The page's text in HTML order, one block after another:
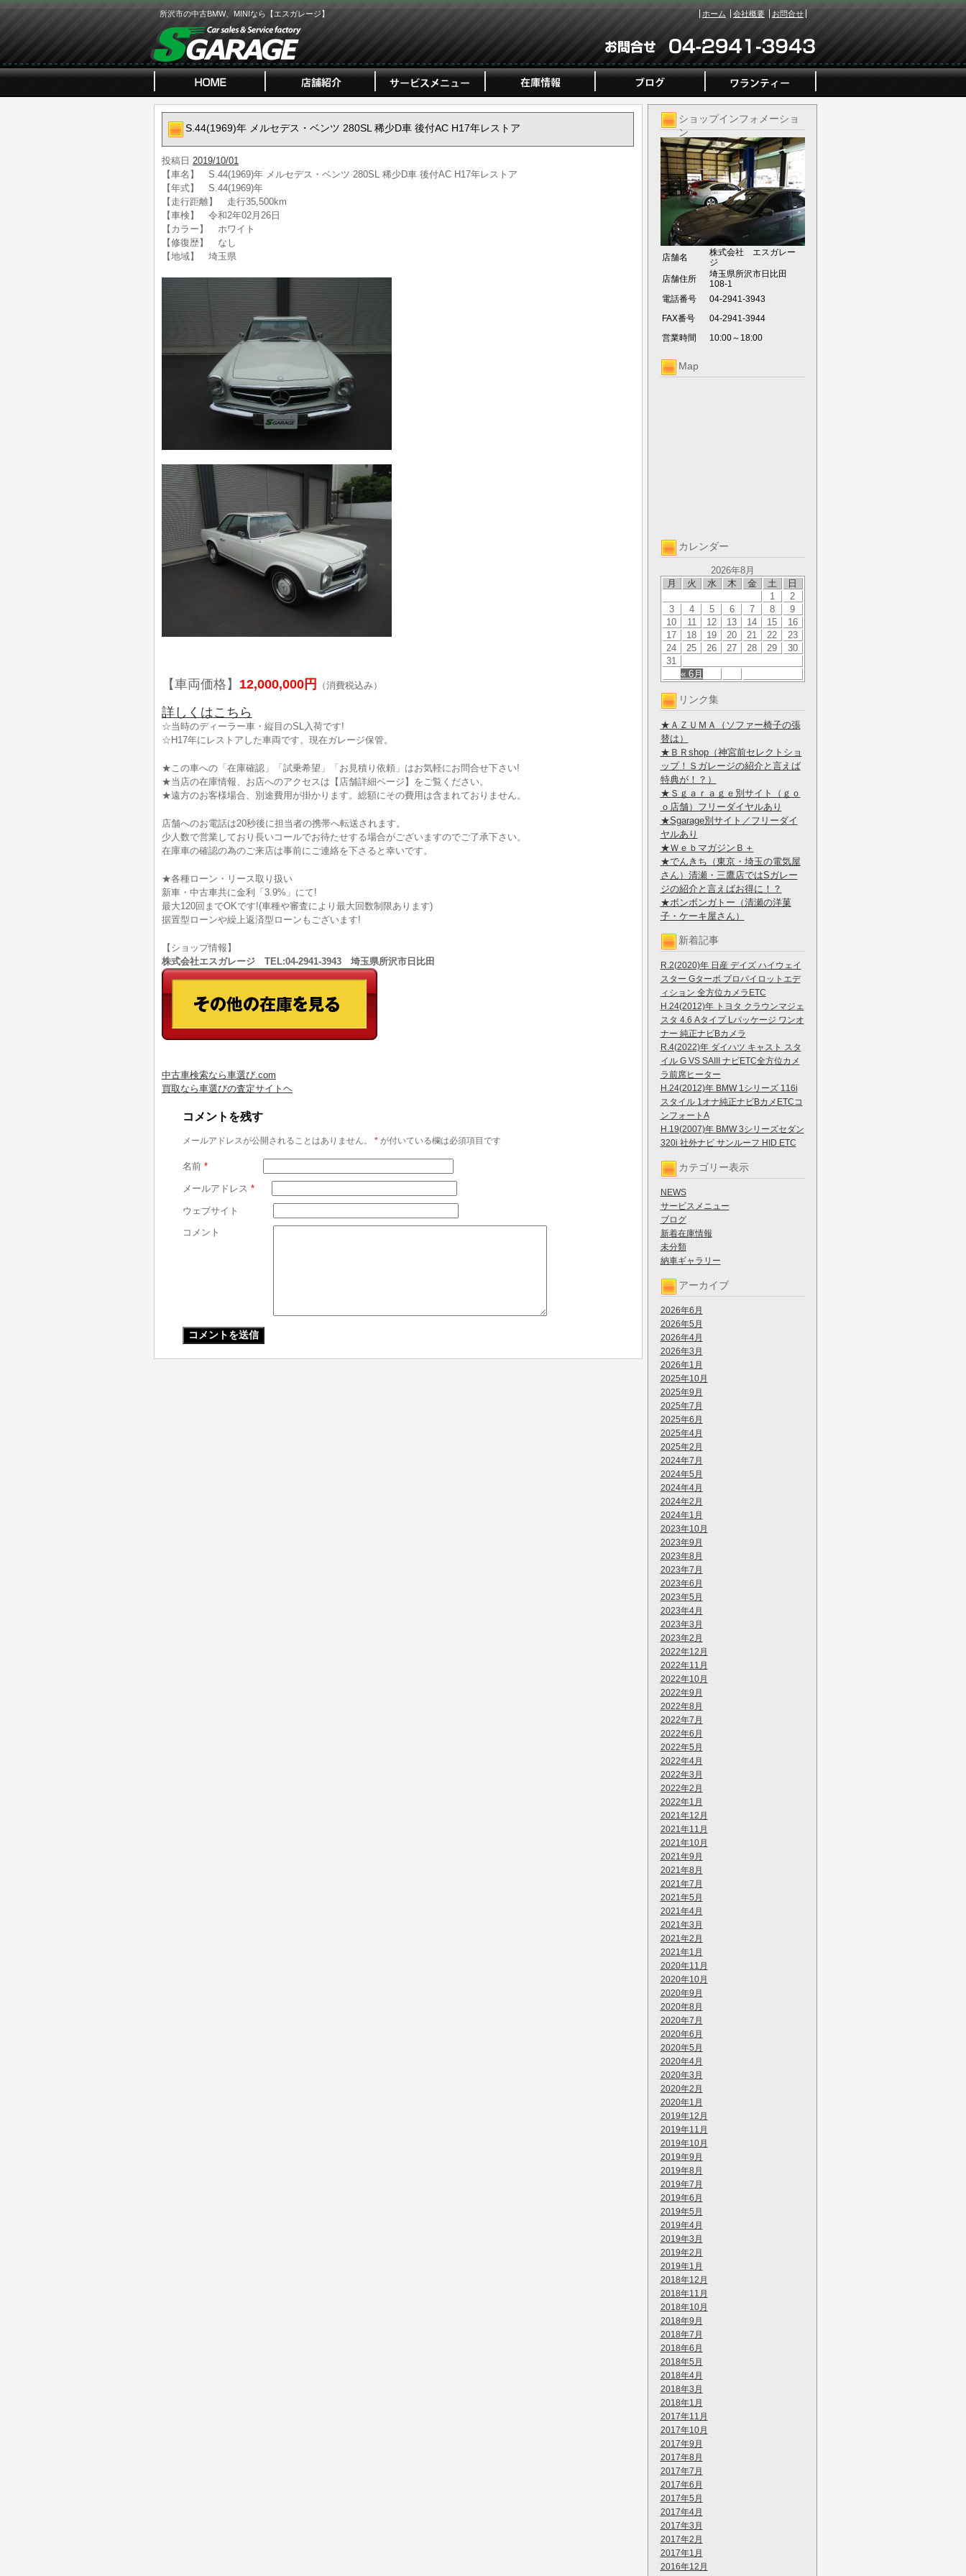
所沢市の中古BMW、MINIなら【エスガレージ】 ホーム 会社概要 お問合せ
ショップインフォメーショ
ン
店舗名
株式会社 エスガレー
ジ
店舗住所
埼玉県所沢市日比田
108-1
電話番号
04-2941-3943
FAX番号
04-2941-3944
営業時間
10:00～18:00
Map
カレンダー
2026年8月
月
火 水 木 金 土 日
« 6月
1
2
3
4 5 6 7 8
9
10
11 12 13 14 15
16
17
18 19 20 21 22
23
24
25 26 27 28 29
30
31
リンク集
★ＡＺＵＭＡ（ソファー椅子の張
替は）
★ＢＲshop（神宮前セレクトショ
ップ！Ｓガレージの紹介と言えば
特典が！？）
★Ｓｇａｒａｇｅ別サイト（ｇｏ
ｏ店舗）フリーダイヤルあり
★Sgarage別サイト／フリーダイ
ヤルあり
★ＷｅｂマガジンＢ＋
★でんきち（東京・埼玉の電気屋
さん）清瀬・三鷹店ではSガレー
ジの紹介と言えばお得に！？
★ボンボンガトー（清瀬の洋菓
子・ケーキ屋さん）
新着記事
R.2(2020)年 日産 デイズ ハイウェイ
スター Gターボ プロパイロットエデ
ィション 全方位カメラETC
H.24(2012)年 トヨタ クラウンマジェ
スタ 4.6 Aタイプ Lパッケージ ワンオ
ナー 純正ナビBカメラ
R.4(2022)年 ダイハツ キャスト スタ
イル G VS SAIII ナビETC全方位カメ
ラ前席ヒーター
H.24(2012)年 BMW 1シリーズ 116i
スタイル 1オナ純正ナビBカメETCコ
ンフォートA
H.19(2007)年 BMW 3シリーズセダン
320i 社外ナビ サンルーフ HID ETC
カテゴリー表示
NEWS
サービスメニュー
ブログ
新着在庫情報
未分類
納車ギャラリー
アーカイブ
2026年6月
2026年5月
2026年4月
2026年3月
2026年1月
2025年10月
2025年9月
2025年7月
2025年6月
2025年4月
2025年2月
2024年7月
2024年5月
2024年4月
2024年2月
2024年1月
2023年10月
2023年9月
2023年8月
2023年7月
2023年6月
2023年5月
2023年4月
2023年3月
2023年2月
2022年12月
2022年11月
2022年10月
2022年9月
2022年8月
2022年7月
2022年6月
2022年5月
2022年4月
2022年3月
2022年2月
2022年1月
2021年12月
2021年11月
2021年10月
2021年9月
2021年8月
2021年7月
2021年5月
2021年4月
2021年3月
2021年2月
2021年1月
2020年11月
2020年10月
2020年9月
2020年8月
2020年7月
2020年6月
2020年5月
2020年4月
2020年3月
2020年2月
2020年1月
2019年12月
2019年11月
2019年10月
2019年9月
2019年8月
2019年7月
2019年6月
2019年5月
2019年4月
2019年3月
2019年2月
2019年1月
2018年12月
2018年11月
2018年10月
2018年9月
2018年7月
2018年6月
2018年5月
2018年4月
2018年3月
2018年1月
2017年11月
2017年10月
2017年9月
2017年8月
2017年7月
2017年6月
2017年5月
2017年4月
2017年3月
2017年2月
2017年1月
2016年12月
S.44(1969)年 メルセデス・ベンツ 280SL 稀少D車 後付AC H17年レストア
投稿日 2019/10/01
【車名】 S.44(1969)年 メルセデス・ベンツ 280SL 稀少D車 後付AC H17年レストア
【年式】 S.44(1969)年
【走行距離】 走行35,500km
【車検】 令和2年02月26日
【カラー】 ホワイト
【修復歴】 なし
【地域】 埼玉県
【車両価格】 12,000,000円 （消費税込み）
詳しくはこちら
☆当時のディーラー車・縦目のSL入荷です!
☆H17年にレストアした車両です。現在ガレージ保管。
★この車への「在庫確認」「試乗希望」「お見積り依頼」はお気軽にお問合せ下さい!
★当店の在庫情報、お店へのアクセスは【店舗詳細ページ】をご覧ください。
★遠方のお客様場合、別途費用が掛かります。総額にその費用は含まれておりません。
店舗へのお電話は20秒後に担当者の携帯へ転送されます。
少人数で営業しており長いコールでお待たせする場合がございますのでご了承下さい。
在庫車の確認の為のご来店は事前にご連絡を下さると幸いです。
★各種ローン・リース取り扱い
新車・中古車共に金利「3.9%」にて!
最大120回までOKです!(車種や審査により最大回数制限あります)
据置型ローンや繰上返済型ローンもございます!
【ショップ情報】
株式会社エスガレージ TEL:04-2941-3943 埼玉県所沢市日比田
中古車検索なら車選び.com
買取なら車選びの査定サイトヘ
コメントを残す
メールアドレスが公開されることはありません。 * が付いている欄は必須項目です
名前 *
メールアドレス *
ウェブサイト
コメント